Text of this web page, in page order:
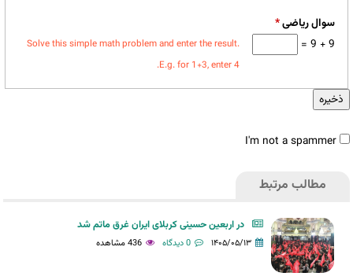
سوال ریاضی*
9 + 9 =
Solve this simple math problem and enter the result.
E.g. for 1+3, enter 4.
I'm not a spammer
spammer
مطالب مرتبط
در اربعین حسینی کربلای ایران غرق ماتم شد
۱۴۰۵/۰۵/۱۳ 0 دیدگاه 436 مشاهده